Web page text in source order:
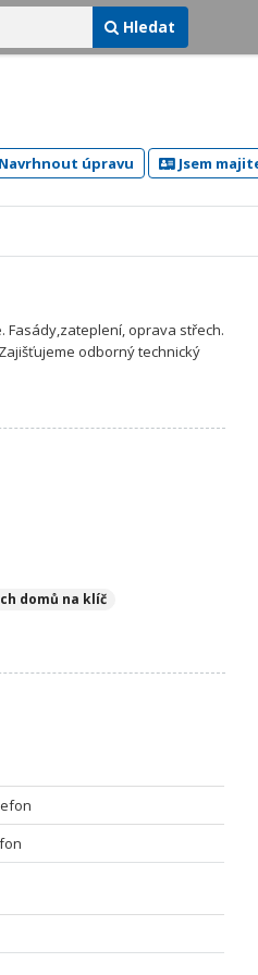
Hledat
Navrhnout úpravu Jsem
Fasády,zateplení, oprava střech.
odborný technický
domů na klíč